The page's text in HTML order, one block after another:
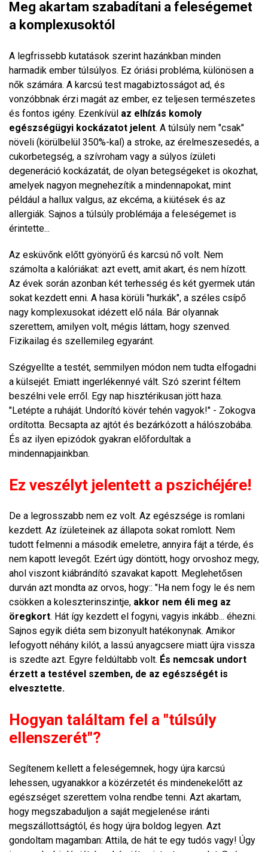
Meg akartam szabadítani a feleségemet
a komplexusoktól
A legfrissebb kutatások szerint hazánkban minden
harmadik ember túlsúlyos. Ez óriási probléma, különösen a
nők számára. A karcsú test magabiztosságot ad, és
vonzóbbnak érzi magát az ember, ez teljesen természetes
és fontos igény. Ezenkívül az elhízás komoly
egészségügyi kockázatot jelent. A túlsúly nem "csak"
növeli (körülbelül 350%-kal) a stroke, az érelmeszesedés, a
cukorbetegség, a szívroham vagy a súlyos ízületi
degeneráció kockázatát, de olyan betegségeket is okozhat,
amelyek nagyon megnehezítik a mindennapokat, mint
például a hallux valgus, az ekcéma, a kiütések és az
allergiák. Sajnos a túlsúly problémája a feleségemet is
érintette...
Az esküvőnk előtt gyönyörű és karcsú nő volt. Nem
számolta a kalóriákat: azt evett, amit akart, és nem hízott.
Az évek során azonban két terhesség és két gyermek után
sokat kezdett enni. A hasa körüli "hurkák", a széles csípő
nagy komplexusokat idézett elő nála. Bár olyannak
szerettem, amilyen volt, mégis láttam, hogy szenved.
Fizikailag és szellemileg egyaránt.
Szégyellte a testét, semmilyen módon nem tudta elfogadni
a külsejét. Emiatt ingerlékennyé vált. Szó szerint féltem
beszélni vele erről. Egy nap hisztérikusan jött haza.
"Letépte a ruháját. Undorító kövér tehén vagyok!" - Zokogva
ordította. Becsapta az ajtót és bezárkózott a hálószobába.
És az ilyen epizódok gyakran előfordultak a
mindennapjainkban.
Ez veszélyt jelentett a pszichéjére!
De a legrosszabb nem ez volt. Az egészsége is romlani
kezdett. Az ízületeinek az állapota sokat romlott. Nem
tudott felmenni a második emeletre, annyira fájt a térde, és
nem kapott levegőt. Ezért úgy döntött, hogy orvoshoz megy,
ahol viszont kiábrándító szavakat kapott. Meglehetősen
durván azt mondta az orvos, hogy:: "Ha nem fogy le és nem
csökken a koleszterinszintje, akkor nem éli meg az
öregkort. Hát így kezdett el fogyni, vagyis inkább... éhezni.
Sajnos egyik diéta sem bizonyult hatékonynak. Amikor
lefogyott néhány kilót, a lassú anyagcsere miatt újra vissza
is szedte azt. Egyre feldúltabb volt. És nemcsak undort
érzett a testével szemben, de az egészségét is
elvesztette.
Hogyan találtam fel a "túlsúly
ellenszerét"?
Segítenem kellett a feleségemnek, hogy újra karcsú
lehessen, ugyanakkor a közérzetét és mindenekelőtt az
egészséget szerettem volna rendbe tenni. Azt akartam,
hogy megszabaduljon a saját megjelenése iránti
megszállottságtól, és hogy újra boldog legyen. Azt
gondoltam magamban: Attila, de hát te egy tudós vagy! Úgy